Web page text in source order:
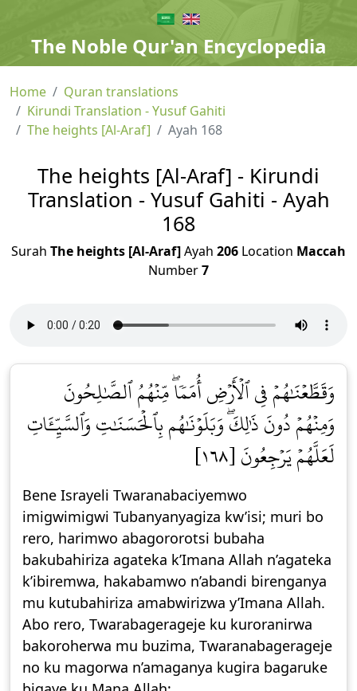
The Noble Qur'an Encyclopedia
Home
Quran translations
Kirundi Translation - Yusuf Gahiti
The heights [Al-Araf]
Ayah 168
The heights [Al-Araf] - Kirundi
Translation - Yusuf Gahiti - Ayah
168
Surah The heights [Al-Araf]Ayah 206 Location Maccah
Number7
وَقَطَّعۡنَٰهُمۡ فِي ٱلۡأَرۡضِ أُمَمٗاۖ مِّنۡهُمُ ٱلصَّٰلِحُونَ
وَمِنۡهُمۡ دُونَ ذَٰلِكَۖ وَبَلَوۡنَٰهُم بِٱلۡحَسَنَٰتِ وَٱلسَّيِّـَٔاتِ
لَعَلَّهُمۡ يَرۡجِعُونَ [١٦٨]
Bene Israyeli Twaranabaciyemwo
imigwimigwi Tubanyanyagiza kw’isi; muri bo
rero, harimwo abagororotsi bubaha
bakubahiriza agateka k’Imana Allah n’agateka
k’ibiremwa, hakabamwo n’abandi birenganya
mu kutubahiriza amabwirizwa y’Imana Allah.
Abo rero, Twarabagerageje ku kuroranirwa
bakoroherwa mu buzima, Twaranabagerageje
no ku magorwa n’amaganya kugira bagaruke